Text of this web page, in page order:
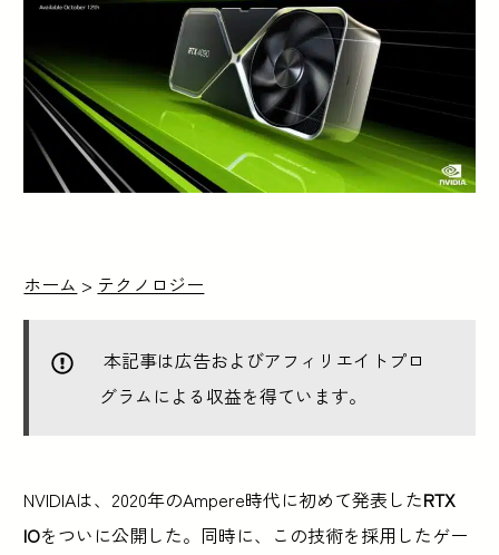
ホーム > テクノロジー
本記事は広告およびアフィリエイトプロ
グラムによる収益を得ています。
NVIDIAは、2020年のAmpere時代に初めて発表したRTX
IOをついに公開した。同時に、この技術を採用したゲー